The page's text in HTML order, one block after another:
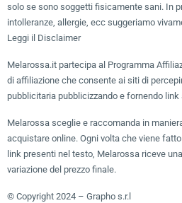
solo se sono soggetti fisicamente sani. In
intolleranze, allergie, ecc suggeriamo
Leggi il Disclaimer
Melarossa.it partecipa al Programma
di affiliazione che consente ai siti di
pubblicitaria pubblicizzando e fornendo link
Melarossa sceglie e raccomanda in
acquistare online. Ogni volta che viene
link presenti nel testo, Melarossa riceve
variazione del prezzo finale.
© Copyright 2024 – Grapho s.r.l